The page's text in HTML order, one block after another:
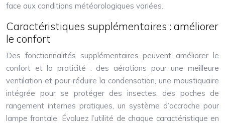
face aux conditions météorologiques variées.
Caractéristiques supplémentaires : améliorer
le confort
Des fonctionnalités supplémentaires peuvent améliorer le
confort et la praticité : des aérations pour une meilleure
ventilation et pour réduire la condensation, une moustiquaire
intégrée pour se protéger des insectes, des poches de
rangement internes pratiques, un système d’accroche pour
lampe frontale. Évaluez l’utilité de chaque caractéristique en